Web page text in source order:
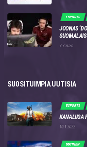
ESPORTS
JOONAS
7.7.2026
SUOSITUIMPIA UUTISIA
ESPORTS
KANALIIGA
10.1.2022
UUTINEN